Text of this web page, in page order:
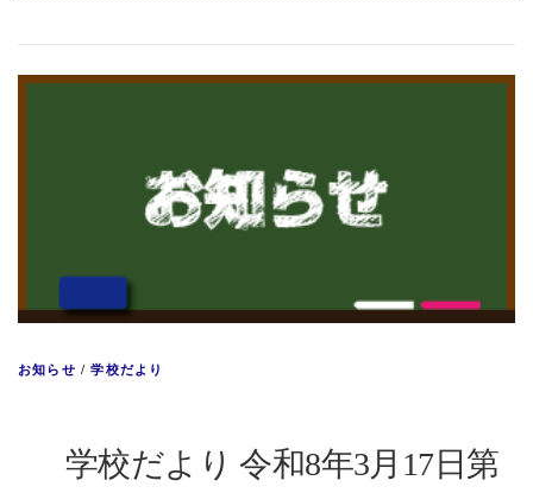
お知らせ /学校だより
学校だより 令和8年3月17日第